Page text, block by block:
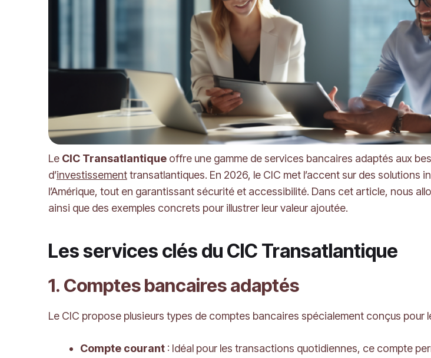
Le CIC Transatlantique offre une gamme de services bancaires adaptés aux
d’investissementtransatlantiques. En 2026, le CIC met l’accent sur des
l’Amérique, tout en garantissant sécurité et accessibilité. Dans cet article, nous
ainsi que des exemples concrets pour illustrer leur valeur ajoutée.
Les services clés du CIC Transatlantique
1. Comptes bancaires adaptés
Le CIC propose plusieurs types de comptes bancaires spécialement conçus
Compte courant : Idéal pour les transactions quotidiennes, ce compte